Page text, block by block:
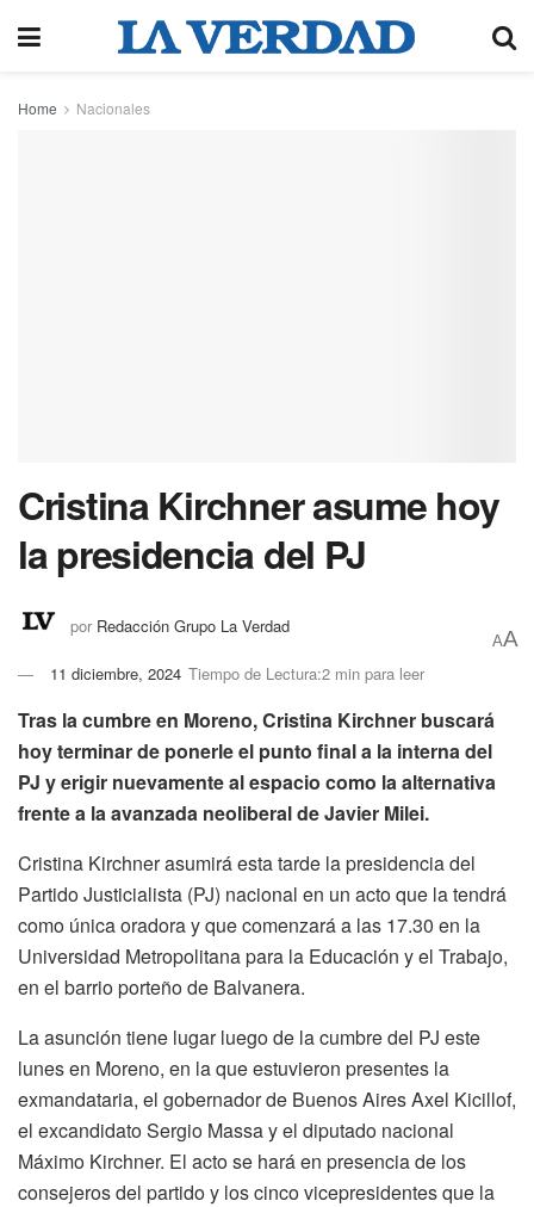
Home Nacionales
Cristina Kirchner asume hoy
la presidencia del PJ
por Redacción Grupo La Verdad
11 diciembre, 2024 Tiempo de Lectura:2 min para leer
AA
Tras la cumbre en Moreno, Cristina Kirchner buscará
hoy terminar de ponerle el punto final a la interna del
PJ y erigir nuevamente al espacio como la alternativa
frente a la avanzada neoliberal de Javier Milei.
Cristina Kirchner asumirá esta tarde la presidencia del
Partido Justicialista (PJ) nacional en un acto que la tendrá
como única oradora y que comenzará a las 17.30 en la
Universidad Metropolitana para la Educación y el Trabajo,
en el barrio porteño de Balvanera.
La asunción tiene lugar luego de la cumbre del PJ este
lunes en Moreno, en la que estuvieron presentes la
exmandataria, el gobernador de Buenos Aires Axel Kicillof,
el excandidato Sergio Massa y el diputado nacional
Máximo Kirchner. El acto se hará en presencia de los
consejeros del partido y los cinco vicepresidentes que la